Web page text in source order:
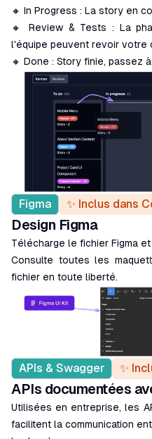
🔸 In Progress : La story en
🔸 Review & Tests : La
l'équipe peuvent revoir votre
🔸 Done : Story finie, passez
Figma ✨ Inclus dans
Design Figma
Télécharge le fichier Figma
Consulte toutes les
fichier en toute liberté.
APIs & Swagger ✨
APIs documentées
Utilisées en entreprise, les
facilitent la communication